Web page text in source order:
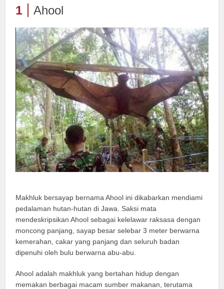
1 Ahool
Makhluk bersayap bernama Ahool ini dikabarkan mendiami
pedalaman hutan-hutan di Jawa. Saksi mata
mendeskripsikan Ahool sebagai kelelawar raksasa dengan
moncong panjang, sayap besar selebar 3 meter berwarna
kemerahan, cakar yang panjang dan seluruh badan
dipenuhi oleh bulu berwarna abu-abu.
Ahool adalah makhluk yang bertahan hidup dengan
memakan berbagai macam sumber makanan, terutama